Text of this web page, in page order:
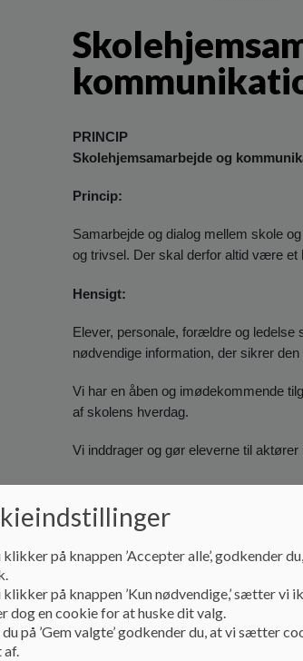
PRINCIP
Skolehjemsamarbejde og
Princip:
Samarbejde og dialog mellem skole
og trivsel. Der skal derfor altid være et
Hensigt:
Elever, personale, forældre og ledelse
nødvendige information, der sikrer
Vi har en åben og imødekommende
af skolens hverdag.
Vi inddrager og gør eleverne til
Ledelsens retningslinjer for
Kommunikationsformer:
For at sikre den bedst mulige
Skolens intranet: Aula
klikker på knappen ’Accepter alle’, godkender
klikker på knappen ’Kun nødvendige,’ sætter vi
dog en cookie for at huske dit valg.
på ’Gem valgte’ godkender du, at vi sætter
af.